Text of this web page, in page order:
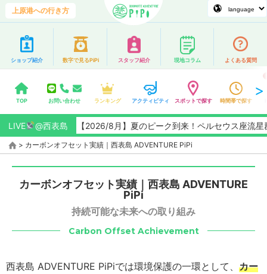
上原港への行き方
ショップ紹介 数字で見るPiPi スタッフ紹介 現地コラム よくある質問
TOP お問い合わせ ランキング アクティビティ スポットで探す 時間帯で探す
LIVE @西表島【2026/8月】夏のピーク到来！ペルセウス座流星群観
> カーボンオフセット実績｜西表島 ADVENTURE PiPi
カーボンオフセット実績｜西表島 ADVENTURE
PiPi
持続可能な未来への取り組み
Carbon Offset Achievement
西表島 ADVENTURE PiPiでは環境保護の一環として、 カー